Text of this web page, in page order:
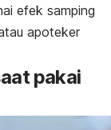
efek samping
apoteker
pakai